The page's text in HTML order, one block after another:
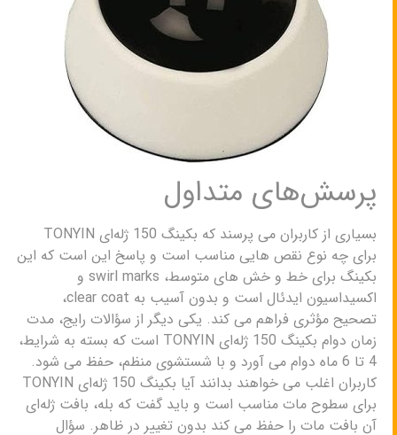
پرسش‌های متداول
بسیاری از کاربران می پرسند که بکینگ 150 ژله‌ای TONYIN
برای چه نوع نقص هایی مناسب است و پاسخ این است که این
بکینگ برای خط و خش های متوسط، swirl marks و
اکسیداسیون ایدئال است و بدون آسیب به clear coat،
تصحیح مؤثری فراهم می کند. یکی دیگر از سؤالات رایج، مدت
زمان دوام بکینگ 150 ژله‌ای TONYIN است که بسته به شرایط،
4 تا 6 ماه دوام می آورد و با شستشوی منظم، حفظ می شود.
کاربران اغلب می خواهند بدانند آیا بکینگ 150 ژله‌ای TONYIN
برای سطوح مات مناسب است و باید گفت که بله، بافت ژله‌ای
آن بافت مات را حفظ می کند بدون تغییر در ظاهر. سؤال